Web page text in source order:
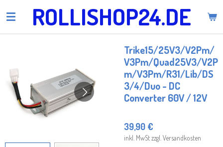
HauptinhaltROLLISHOP24.DE
Trike15/25V3/V2Pm/
V3Pm/Quad25V3/V2P
m/V3Pm/R31/Lib/DS
3/4/Duo - DC
Converter 60V / 12V
39,90 €
inkl. MwSt zzgl. Versandkosten